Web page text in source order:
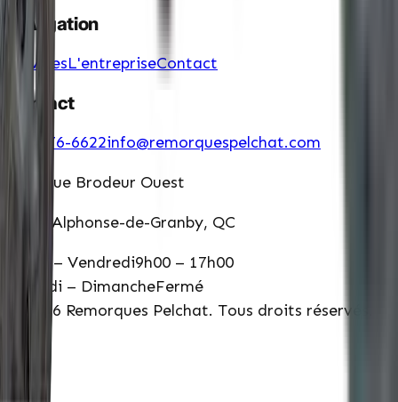
Navigation
ServicesL'entrepriseContact
Contact
450 776-6622info@remorquespelchat.com
3011 rue Brodeur Ouest
Saint-Alphonse-de-Granby, QC
Lundi – Vendredi9h00 – 17h00
Samedi – DimancheFermé
2026 Remorques Pelchat. Tous droits réservés.